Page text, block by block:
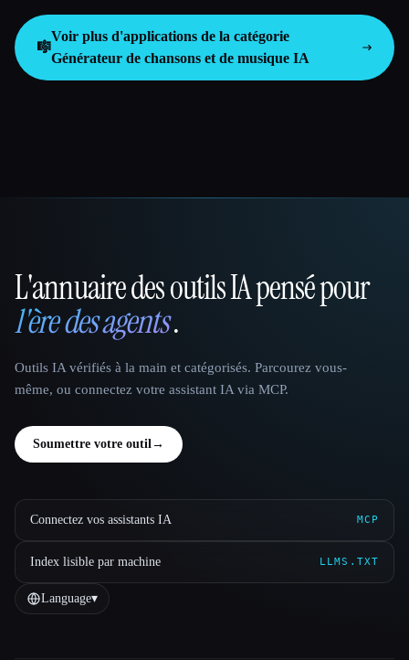
🎼
Voir plus d'applications de la catégorie
Générateur de chansons et de musique IA
That AI Collection
L'annuaire des outils IA pensé pour
l'ère des agents.
Outils IA vérifiés à la main et catégorisés. Parcourez vous-
même, ou connectez votre assistant IA via MCP.
Soumettre votre outil→
Connectez vos assistants IA MCP
Index lisible par machine LLMS.TXT
Language▾